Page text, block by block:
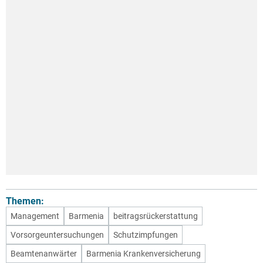
Themen:
Management Barmenia
beitragsrückerstattung
Vorsorgeuntersuchungen
Schutzimpfungen
Beamtenanwärter
Barmenia Krankenversicherung